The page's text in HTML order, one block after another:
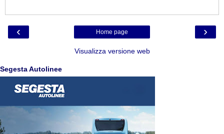
‹ ›
Home page
Visualizza versione web
Segesta Autolinee